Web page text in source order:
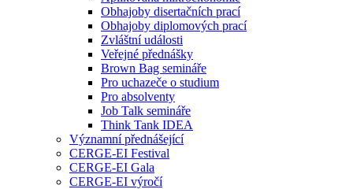
Obhajoby disertačních prací
Obhajoby diplomových prací
Zvláštní události
Veřejné přednášky
Brown Bag semináře
Pro uchazeče o studium
Pro absolventy
Job Talk semináře
Think Tank IDEA
Významní přednášející
CERGE-EI Festival
CERGE-EI Gala
CERGE-EI výročí